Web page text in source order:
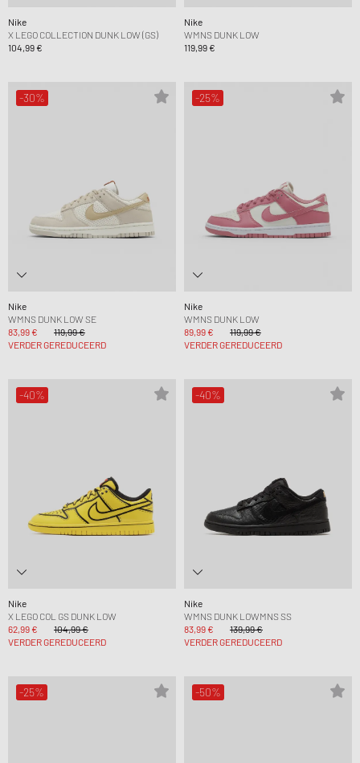
Nike
X LEGO COLLECTION DUNK LOW (GS)
104,99 €
Nike
WMNS DUNK LOW
119,99 €
-30%
Nike
WMNS DUNK LOW SE
83,99 €
119,99 €
VERDER GEREDUCEERD
-25%
Nike
WMNS DUNK LOW
89,99 €
119,99 €
VERDER GEREDUCEERD
-40%
Nike
X LEGO COL GS DUNK LOW
62,99 €
104,99 €
VERDER GEREDUCEERD
-40%
Nike
WMNS DUNK LOWMNS SS
83,99 €
139,99 €
VERDER GEREDUCEERD
-25% -50%